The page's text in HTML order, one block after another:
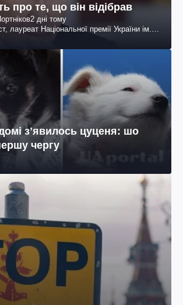
про те, що він відібрав
2 дні тому
лауреат Національної премії України ім.
зʼявилось цуценя: шо
чергу